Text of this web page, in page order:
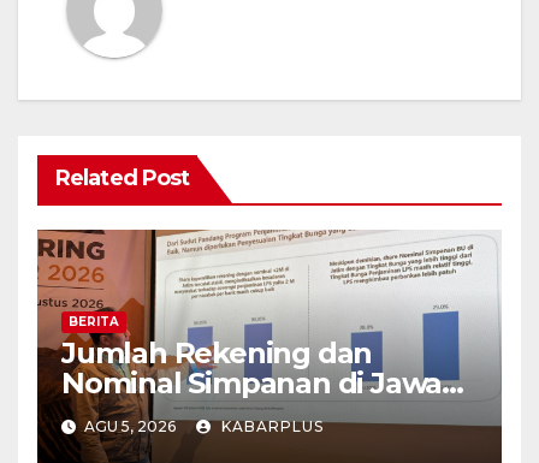
Related Post
BERITA
Jumlah Rekening dan
Nominal Simpanan di Jawa
Timur Meningkat 1,17% Year
on Year.
AGU 5, 2026 KABARPLUS